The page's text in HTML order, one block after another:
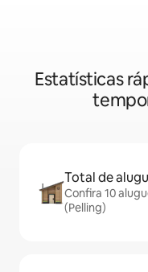
Estatísticas
Total de
Confira 10
(Pelling)